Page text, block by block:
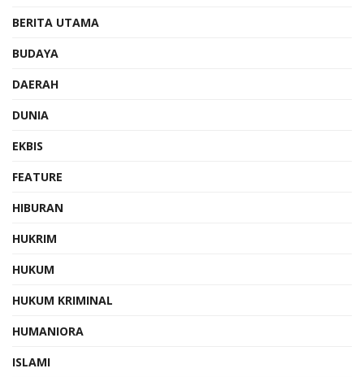
BERITA UTAMA
BUDAYA
DAERAH
DUNIA
EKBIS
FEATURE
HIBURAN
HUKRIM
HUKUM
HUKUM KRIMINAL
HUMANIORA
ISLAMI